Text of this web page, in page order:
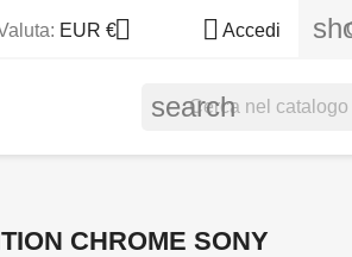
EUR €  Accedi
search
CHROME SONY